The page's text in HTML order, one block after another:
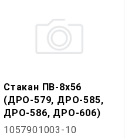
Стакан ПВ-8х56
(ДРО-579, ДРО-585,
ДРО-586, ДРО-606)
1057901003-10